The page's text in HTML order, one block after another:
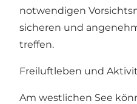
notwendigen
sicheren und
treffen.
Freiluftleben und
Am westlichen See